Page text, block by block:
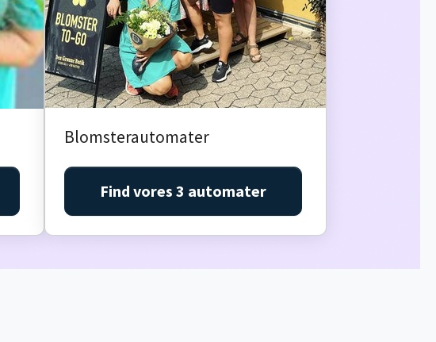
Blomsterautomater
Find vores 3 automater